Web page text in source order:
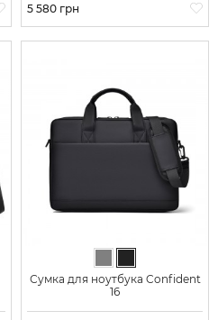
Цена
5 580 грн
Сумка для ноутбука Confident
16